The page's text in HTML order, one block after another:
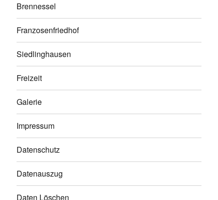
Brennessel
Franzosenfriedhof
Siedlinghausen
Freizeit
Galerie
Impressum
Datenschutz
Datenauszug
Daten Löschen